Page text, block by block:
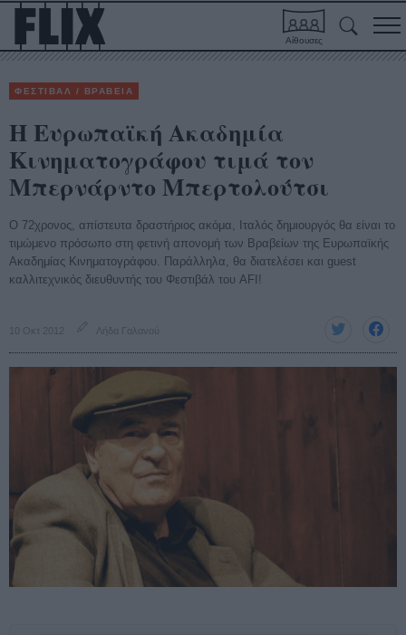
Αίθουσες
ΦΕΣΤΙΒΑΛ / ΒΡΑΒΕΙΑ
Η Ευρωπαϊκή Ακαδημία
Κινηματογράφου τιμά τον
Μπερνάρντο Μπερτολούτσι
Ο 72χρονος, απίστευτα δραστήριος ακόμα, Ιταλός δημιουργός θα είναι το
τιμώμενο πρόσωπο στη φετινή απονομή των Βραβείων της Ευρωπαϊκής
Ακαδημίας Κινηματογράφου. Παράλληλα, θα διατελέσει και guest
καλλιτεχνικός διευθυντής του Φεστιβάλ του AFI!
10 Οκτ 2012 Λήδα Γαλανού